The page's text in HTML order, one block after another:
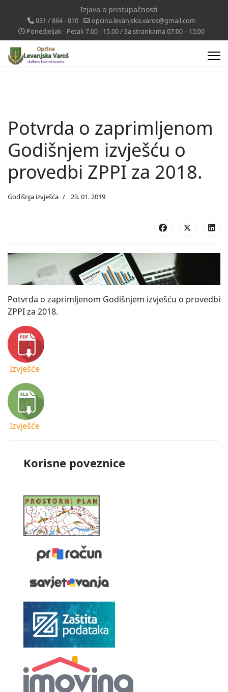
Izjava o pristupačnosti
031 / 864 - 010
opcina.levanjska.varos@gmail.com
Ponedjeljak - Petak 7.00 - 15.00 / Sa strankama 07:00 – 15:00
Potvrda o zaprimljenom
Godišnjem izvješću o
provedbi ZPPI za 2018.
Godišnja izvješća 23. 01. 2019
Potvrda o zaprimljenom Godišnjem izvješću o provedbi
ZPPI za 2018.
Izvješće
Izvješće
Korisne poveznice